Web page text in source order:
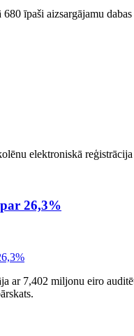
īpaši aizsargājamu
elektroniskā
26,3%
ar 7,402 miljonu eiro